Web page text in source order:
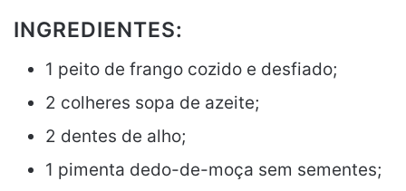
INGREDIENTES:
1 peito de frango cozido e desfiado;
2 colheres sopa de azeite;
2 dentes de alho;
1 pimenta dedo-de-moça sem sementes;